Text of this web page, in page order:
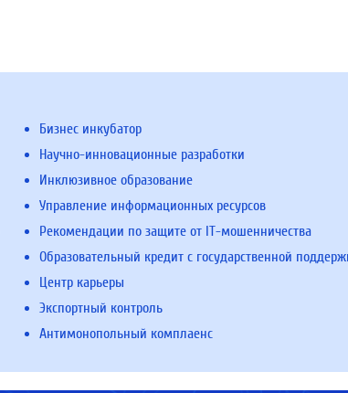
Бизнес инкубатор
Научно-инновационные разработки
Инклюзивное образование
Управление информационных ресурсов
Рекомендации по защите от IT-мошенничества
Образовательный кредит с государственной
Центр карьеры
Экспортный контроль
Антимонопольный комплаенс